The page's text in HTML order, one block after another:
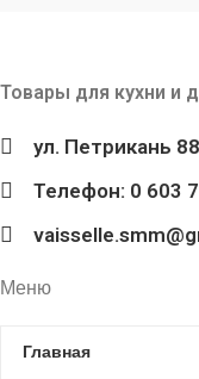
Товары для кухни и
ул. Петрикань
Телефон: 0 603
Меню
Главная